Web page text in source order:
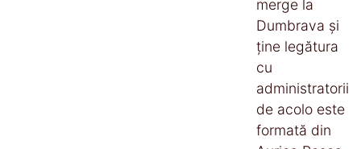
merge la
Dumbrava și
ține legătura
cu
administratorii
de acolo este
formată din